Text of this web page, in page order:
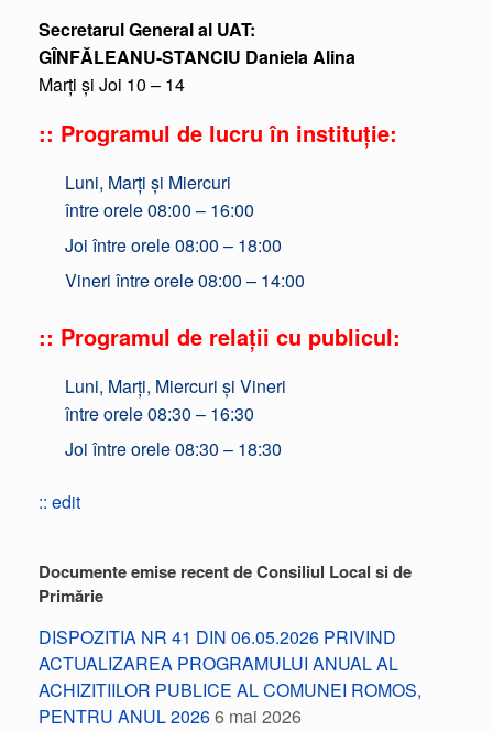
Secretarul General al UAT:
GÎNFĂLEANU-STANCIU Daniela Alina
Marți și Joi 10 – 14
:: Programul de lucru în instituție:
Luni, Marți și Miercuri
între orele 08:00 – 16:00
Joi între orele 08:00 – 18:00
Vineri între orele 08:00 – 14:00
:: Programul de relații cu publicul:
Luni, Marți, Miercuri și Vineri
între orele 08:30 – 16:30
Joi între orele 08:30 – 18:30
:: edit
Documente emise recent de Consiliul Local si de
Primărie
DISPOZITIA NR 41 DIN 06.05.2026 PRIVIND
ACTUALIZAREA PROGRAMULUI ANUAL AL
ACHIZITIILOR PUBLICE AL COMUNEI ROMOS,
PENTRU ANUL 20266 mai 2026